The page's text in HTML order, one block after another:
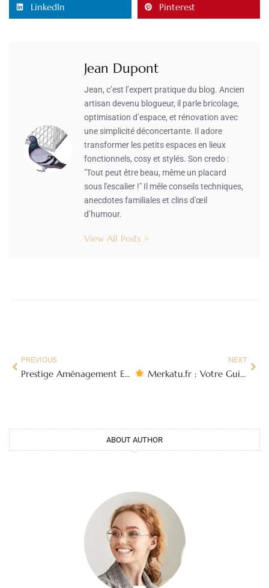
LinkedIn Pinterest
Jean Dupont
Jean, c’est l’expert pratique du blog. Ancien
artisan devenu blogueur, il parle bricolage,
optimisation d’espace, et rénovation avec
une simplicité déconcertante. Il adore
transformer les petits espaces en lieux
fonctionnels, cosy et stylés. Son credo :
"Tout peut être beau, même un placard
sous l'escalier !" Il mêle conseils techniques,
anecdotes familiales et clins d'œil
d’humour.
View All Posts >
PREVIOUS
Prestige Aménagement Extérieur : Votre Allié pour un Espace Extérieur de Rêve
NEXT
Merkatu.fr : Votre Guide Incontournable au Cœur du Pays Basque
ABOUT AUTHOR